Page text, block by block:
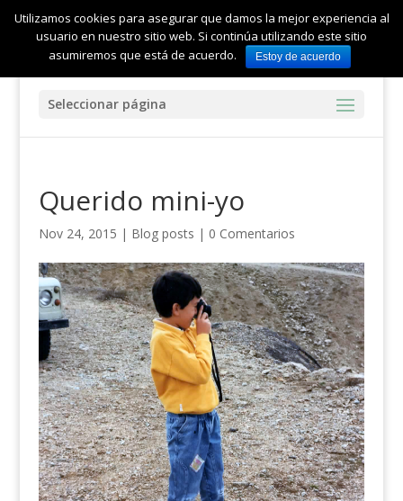
Seleccionar página
Querido mini-yo
Nov 24, 2015 | Blog posts | 0 Comentarios
Utilizamos cookies para asegurar que damos la mejor experiencia al
usuario en nuestro sitio web. Si continúa utilizando este sitio
asumiremos que está de acuerdo.
Estoy de acuerdo